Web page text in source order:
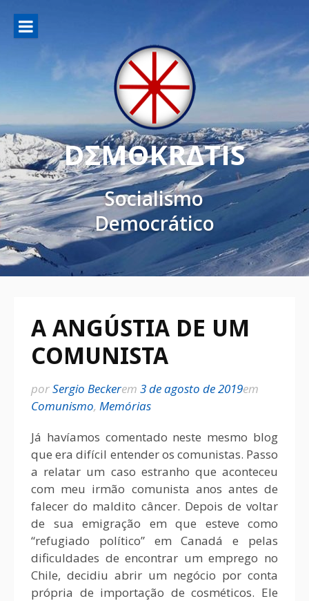
DΣMΘKRΔTIS
Socialismo
Democrático
A ANGÚSTIA DE UM
COMUNISTA
porSergio Beckerem 3 de agosto de 2019em
Comunismo, Memórias
Já havíamos comentado neste mesmo blog
que era difícil entender os comunistas. Passo
a relatar um caso estranho que aconteceu
com meu irmão comunista anos antes de
falecer do maldito câncer. Depois de voltar
de sua emigração em que esteve como
“refugiado político” em Canadá e pelas
dificuldades de encontrar um emprego no
Chile, decidiu abrir um negócio por conta
própria de importação de cosméticos. Ele